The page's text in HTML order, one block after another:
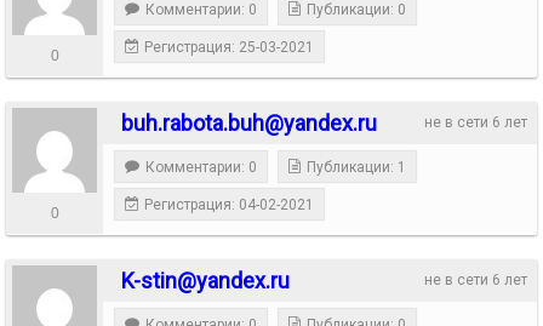
0
Комментарии: 0 Публикации: 0
Регистрация: 25-03-2021
не в сети 6 лет
buh.rabota.buh@yandex.ru
0
Комментарии: 0 Публикации: 1
Регистрация: 04-02-2021
не в сети 6 лет
K-stin@yandex.ru